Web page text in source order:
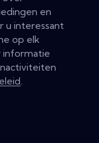
en
u interessant
op elk
informatie